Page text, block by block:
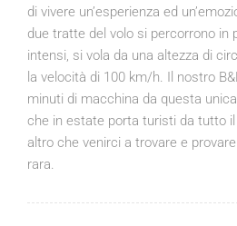
di vivere un’esperienza ed
due tratte del volo si percorrono in
intensi, si vola da una altezza di
la velocità di 100 km/h. Il nostro
minuti di macchina da questa
che in estate porta turisti da tutto
altro che venirci a trovare e
rara.